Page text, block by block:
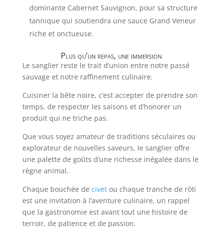
dominante Cabernet Sauvignon, pour sa structure
tannique qui soutiendra une sauce Grand Veneur
riche et onctueuse.
Plus qu’un repas, une immersion
Le sanglier reste le trait d’union entre notre passé
sauvage et notre raffinement culinaire.
Cuisiner la bête noire, c’est accepter de prendre son
temps, de respecter les saisons et d’honorer un
produit qui ne triche pas.
Que vous soyez amateur de traditions séculaires ou
explorateur de nouvelles saveurs, le sanglier offre
une palette de goûts d’une richesse inégalée dans le
règne animal.
Chaque bouchée de civetou chaque tranche de rôti
est une invitation à l’aventure culinaire, un rappel
que la gastronomie est avant tout une histoire de
terroir, de patience et de passion.